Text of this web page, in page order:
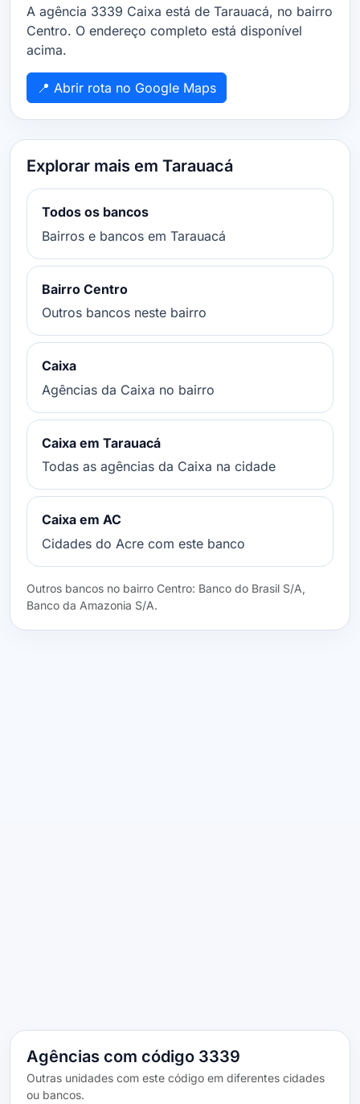
A agência 3339 Caixa está de Tarauacá, no bairro
Centro. O endereço completo está disponível
acima.
📍 Abrir rota no Google Maps
Explorar mais em Tarauacá
Todos os bancos
Bairros e bancos em Tarauacá
Bairro Centro
Outros bancos neste bairro
Caixa
Agências da Caixa no bairro
Caixa em Tarauacá
Todas as agências da Caixa na cidade
Caixa em AC
Cidades do Acre com este banco
Outros bancos no bairro Centro: Banco do Brasil S/A,
Banco da Amazonia S/A.
Agências com código 3339
Outras unidades com este código em diferentes cidades
ou bancos.